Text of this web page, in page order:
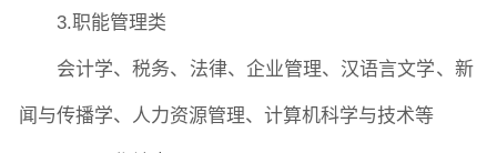
3.职能管理类
会计学、税务、法律、企业管理、汉语言文学、新
闻与传播学、人力资源管理、计算机科学与技术等